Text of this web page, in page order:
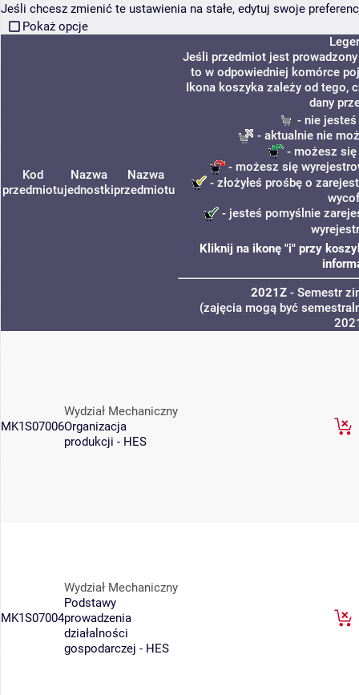
Jeśli chcesz zmienić te ustawienia na stałe, edytuj swoje
Pokaż opcje
Kod
przedmiotu
Nazwa
jednostki
Nazwa
przedmiotu
Jeśli przedmiot jest
to w odpowiedniej komórce
Ikona koszyka zależy od tego,
dany
- nie
- aktualnie nie
- możesz się
- możesz się
- złożyłeś prośbę o
- jesteś pomyślnie
Kliknij na ikonę "i" przy
2021Z - Semestr
(zajęcia mogą być
MK1S07006
Wydział Mechaniczny
Organizacja
produkcji - HES
MK1S07004
Wydział Mechaniczny
Podstawy
prowadzenia
działalności
gospodarczej - HES